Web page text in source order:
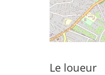
Le loueur